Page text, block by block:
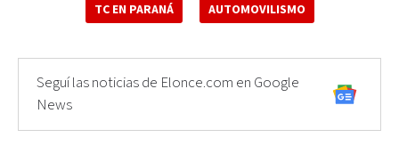
TC EN PARANÁ AUTOMOVILISMO
Seguí las noticias de Elonce.com en Google
News